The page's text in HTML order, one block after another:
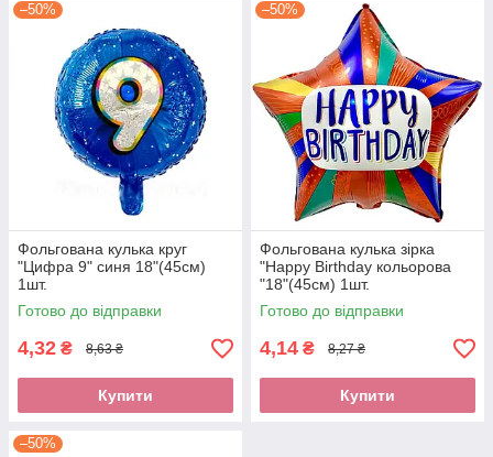
–50%
Фольгована кулька круг
"Цифра 9" синя 18"(45см)
1шт.
Готово до відправки
4,32 ₴ 8,63 ₴
Купити
–50%
Фольгована кулька зірка
"Happy Birthday кольорова
"18"(45см) 1шт.
Готово до відправки
4,14 ₴ 8,27 ₴
Купити
–50%